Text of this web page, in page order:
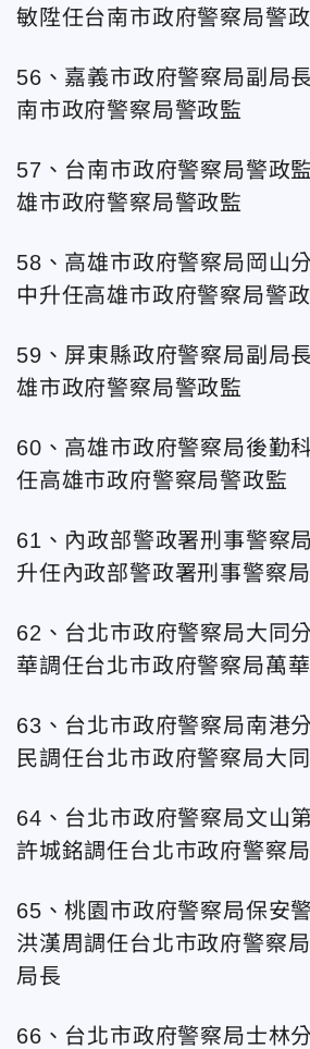
敏陞任台南市政府警察局警
56、嘉義市政府警察局副局
南市政府警察局警政監
57、台南市政府警察局警政
雄市政府警察局警政監
58、高雄市政府警察局岡山
中升任高雄市政府警察局警
59、屏東縣政府警察局副局
雄市政府警察局警政監
60、高雄市政府警察局後勤
任高雄市政府警察局警政監
61、內政部警政署刑事警察
升任內政部警政署刑事警察
62、台北市政府警察局大同
華調任台北市政府警察局萬
63、台北市政府警察局南港
民調任台北市政府警察局大
64、台北市政府警察局文山
許城銘調任台北市政府警察
65、桃園市政府警察局保安
洪漢周調任台北市政府警察
局長
66、台北市政府警察局士林